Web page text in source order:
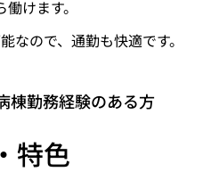
けます。
なので、通勤も快適です。
棟勤務経験のある方
特色